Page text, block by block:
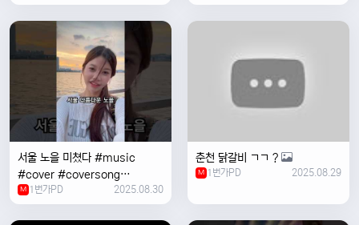
자 #혼자여행
서울 노을 미쳤다 #music
#cover #coversong
#singer #서울 #노을 #한국 #
한강
M 1번가PD 2025.08.30
춘천 닭갈비 ㄱㄱ ?
M 1번가PD 2025.08.29